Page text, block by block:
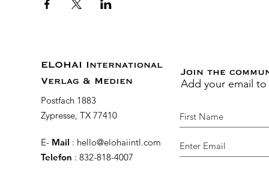
ELOHAI International
Verlag & Medien
Postfach 1883
Zypresse, TX 77410
E- Mail : hello@elohaiintl.com
Telefon : 832-818-4007
Join the
Add your email